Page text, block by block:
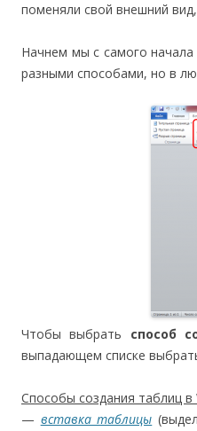
поменяли свой внешний
Начнем мы с самого
разными способами, но в
Чтобы выбрать способ
выпадающем списке
Способы создания таблиц в
— вставка таблицы